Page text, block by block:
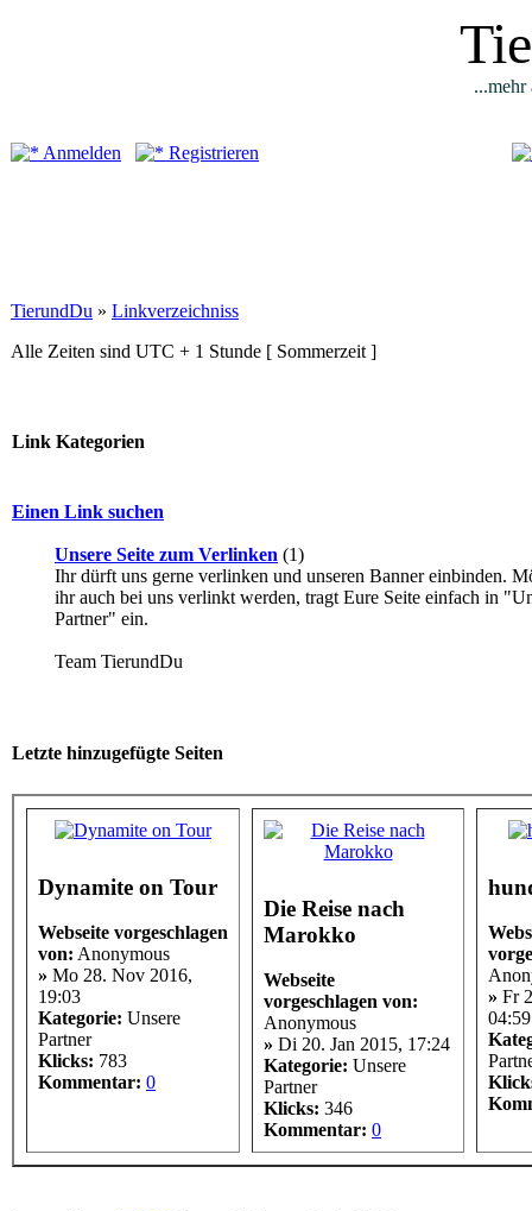
...mehr
Anmelden Registrieren
TierundDu » Linkverzeichniss
Alle Zeiten sind UTC + 1 Stunde [ Sommerzeit ]
Link Kategorien
Einen Link suchen
Unsere Seite zum Verlinken (1)
Ihr dürft uns gerne verlinken und unseren Banner einbinden.
ihr auch bei uns verlinkt werden, tragt Eure Seite einfach in
Partner" ein.
Team TierundDu
Letzte hinzugefügte Seiten
Dynamite on Tour
Webseite vorgeschlagen
von: Anonymous
» Mo 28. Nov 2016,
19:03
Kategorie: Unsere
Partner
Klicks: 783
Kommentar: 0
Die Reise nach
Marokko
Webseite
vorgeschlagen von:
Anonymous
» Di 20. Jan 2015, 17:24
Kategorie: Unsere
Partner
Klicks: 346
Kommentar: 0
» Fr
04:59